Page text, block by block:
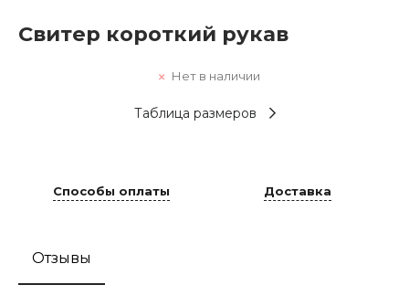
Свитер короткий рукав
Нет в наличии
Таблица размеров
Способы оплаты Доставка
Отзывы